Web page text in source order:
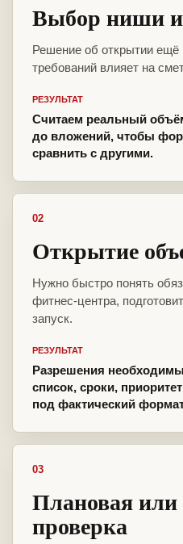
Выбор ниши
Решение об открытии ещё
требований влияет на
РЕЗУЛЬТАТ
Считаем реальный
до вложений, чтобы
сравнить с другими.
02
Открытие
Нужно быстро понять
фитнес-центра,
запуск.
РЕЗУЛЬТАТ
Разрешения
список, сроки,
под фактический
03
Плановая или
проверка